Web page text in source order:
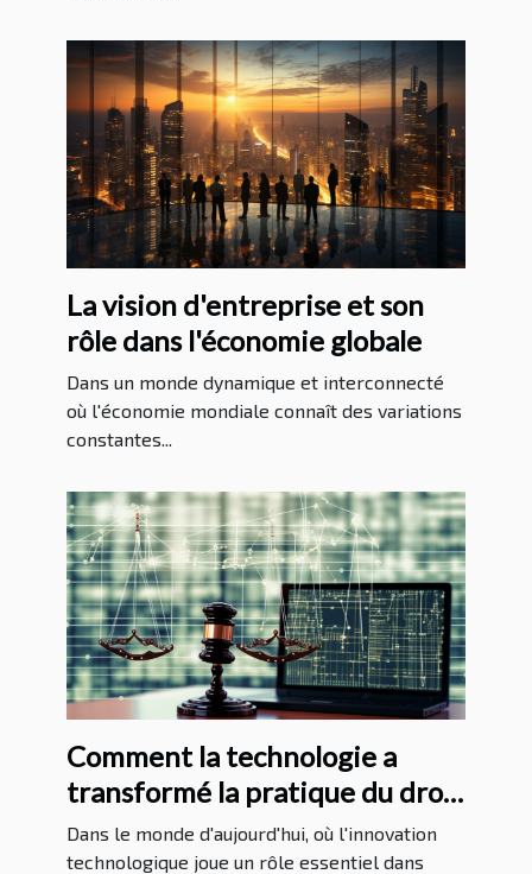
La vision d'entreprise et son
rôle dans l'économie globale
Dans un monde dynamique et interconnecté
où l'économie mondiale connaît des variations
constantes...
Comment la technologie a
transformé la pratique du droit
au Massachusetts
Dans le monde d'aujourd'hui, où l'innovation
technologique joue un rôle essentiel dans